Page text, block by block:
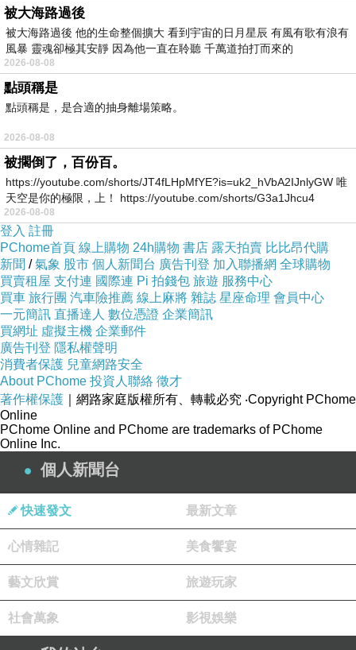
順天本草i養生列車啟航儀式
以上圖片由順天本草提供
【
生理不適】
青春期男女除了對外表注重外，對挺拔的身形有相
當的嚮往，男性最擔心自己「長不高」，女孩們更
將近8成有生理不適現象。
而面對青春期困擾，僅不到3成會向家人或有經驗的
兄姊等尋求幫助，更有許多孩子透過網路及同儕分
享釋疑。為使青春期孩子能得到正確的觀念及知
識，家長及家人對於家中青春期成員需要付出更多
關注，讓孩子能確實知道自己的生理變化、使青春
期多些成長快樂、少點煩惱憂鬱。
【壓力上班族逾9成4成7睡眠不足】
根據統計，台灣勞動工時為世界之最，
是節節上升，據調查顯示上班族逾
候因工作感到壓力。造成工作壓力的原因，除了與
工時長影響作息，也連帶影響睡眠時數不足。有更
多是因此無法養成固定、強度適中的運動習慣，造
成壓力無法適度排除。
被大海路過後
被大海路過後 他的生命整個擴大 看到宇宙的日月星辰 有風有歌有浪有
風暴 靈魂卻極其安靜 因為他一直在聆聽 千萬道拍打而來的
2026-08-08
點頭稱是
點頭稱是，是合適的抽身離場策略。
2026-08-08
被擱倒了，百份百。
https://youtube.com/shorts/JT4fLHpMfYE?is=uk2_hVbA2IJnlyGW 唯
天空是你的極限，上！ https://youtube.com/shorts/G3a1Jhcu4
2026-08-08
登入 註冊
PChome首頁 線上購物 24h購物 書店 露天拍賣 比比昂代購
新聞 /氣象 股市 個人新聞台 廣告刊登 加入聯播網 全球購物
買賣租屋 支付連 國際連 Pi 拍錢包 旅遊 服務中心
買車 旅行團 汽車險推薦 線上麻將 雜誌 星座命理 會員中心
一元簡訊 直播達人 數位憑證 企業簡訊
買網址 虛擬主機 企業郵件
廣告刊登 隱私權聲明
消費者保護 兒童網路安全
About PChome 投資人聯絡 徵才
著作權保護 ｜網路家庭版權所有、轉載必究 ‧Copyright PChome
Online
PChome Online and PChome are trademarks of PChome
Online Inc.
個人新聞台
快速發文 最新文章
心情雜記 美食饗宴
藝文欣賞 旅遊玩家
社會萬象 影視娛樂